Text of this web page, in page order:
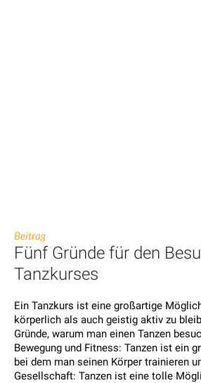
Beitrag
Fünf Gründe für den
Tanzkurses
Ein Tanzkurs ist eine großartige
körperlich als auch geistig aktiv zu
Gründe, warum man einen Tanzen
Bewegung und Fitness: Tanzen ist ein
bei dem man seinen Körper trainieren
Gesellschaft: Tanzen ist eine tolle